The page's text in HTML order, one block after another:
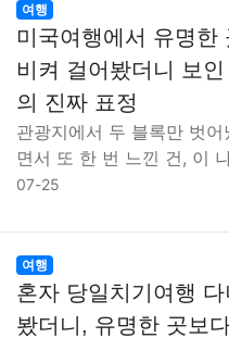
여행
미국여행에서 유명한
비켜 걸어봤더니 보인
의 진짜 표정
관광지에서 두 블록만 벗
면서 또 한 번 느낀 건, 이
07-25
여행
혼자 당일치기여행
봤더니, 유명한 곳보